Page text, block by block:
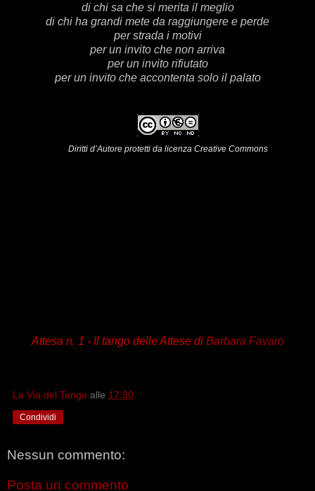
di chi sa che si merita il meglio
di chi ha grandi mete da raggiungere e perde
per strada i motivi
per un invito che non arriva
per un invito rifiutato
per un invito che accontenta solo il palato
Diritti d’Autore protetti da licenza Creative Commons
Attesa n. 1 - Il tango delle Attesedi Barbara Favaro
La Via del Tango alle 17:30
Condividi
Nessun commento:
Posta un commento